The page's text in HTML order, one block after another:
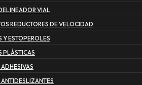
VIAL
REDUCTORES DE VELOCIDAD
Y ESTOPEROLES
PLÁSTICAS
ANTIDESLIZANTES